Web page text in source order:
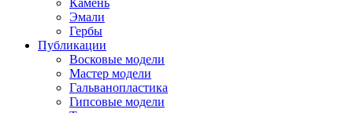
Эмали
Гербы
Публикации
Восковые модели
Мастер модели
Гальванопластика
Гипсовые модели